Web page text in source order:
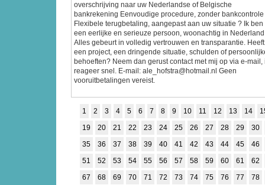
overschrijving naar uw Nederlandse of Belgische
bankrekening Eenvoudige procedure, zonder bankcontrole
Flexibele terugbetaling, aangepast aan uw situatie ? Ik ben
een eerlijke en serieuze persoon, woonachtig in
Alles gebeurt in volledig vertrouwen en transparantie.
een project, een dringende situatie, schulden of
behoeften? Neem dan gerust contact met mij op via e-mail,
reageer snel. E-mail: ale_hofstra@hotmail.nl Geen
vooruitbetalingen vereist.
1 2 3 4 5 6 7 8 9 10 11 12 13 14
19
20 21 22 23 24 25 26 27 28 29
30
35
36 37 38 39 40 41 42 43 44 45
46
51
52 53 54 55 56 57 58 59 60 61
62
67
68 69 70 71 72 73 74 75 76 77
78